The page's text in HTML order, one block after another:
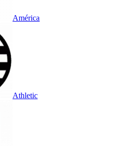
América
Athletic